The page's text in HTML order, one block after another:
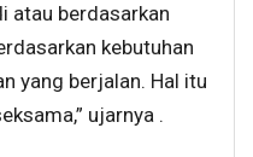
atau berdasarkan
kebutuhan
yang berjalan. Hal itu
ujarnya .